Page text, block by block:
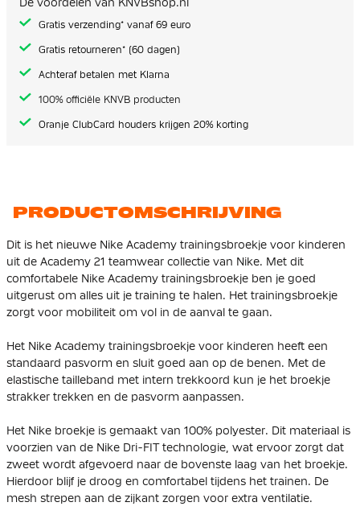
gallerij
Gratis verzending* vanaf 69 euro
Gratis retourneren* (60 dagen)
Achteraf betalen met Klarna
100% officiële KNVB producten
Oranje ClubCard houders krijgen 20% korting
PRODUCTOMSCHRIJVING
Dit is het nieuwe Nike Academy trainingsbroekje voor kinderen
uit de Academy 21 teamwear collectie van Nike. Met dit
comfortabele Nike Academy trainingsbroekje ben je goed
uitgerust om alles uit je training te halen. Het trainingsbroekje
zorgt voor mobiliteit om vol in de aanval te gaan.
Het Nike Academy trainingsbroekje voor kinderen heeft een
standaard pasvorm en sluit goed aan op de benen. Met de
elastische tailleband met intern trekkoord kun je het broekje
strakker trekken en de pasvorm aanpassen.
Het Nike broekje is gemaakt van 100% polyester. Dit materiaal is
voorzien van de Nike Dri-FIT technologie, wat ervoor zorgt dat
zweet wordt afgevoerd naar de bovenste laag van het broekje.
Hierdoor blijf je droog en comfortabel tijdens het trainen. De
mesh strepen aan de zijkant zorgen voor extra ventilatie.